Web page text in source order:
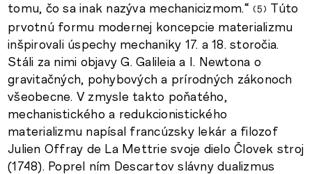
tomu, čo sa inak nazýva mechanicizmom.“
5
Túto
prvotnú formu modernej koncepcie materializmu
inšpirovali úspechy mechaniky 17. a 18. storočia.
Stáli za nimi objavy G. Galileia a I. Newtona o
gravitačných, pohybových a prírodných zákonoch
všeobecne. V zmysle takto poňatého,
mechanistického a redukcionistického
materializmu napísal francúzsky lekár a filozof
Julien Offray de La Mettrie svoje dielo Človek stroj
(1748). Poprel ním Descartov slávny dualizmus